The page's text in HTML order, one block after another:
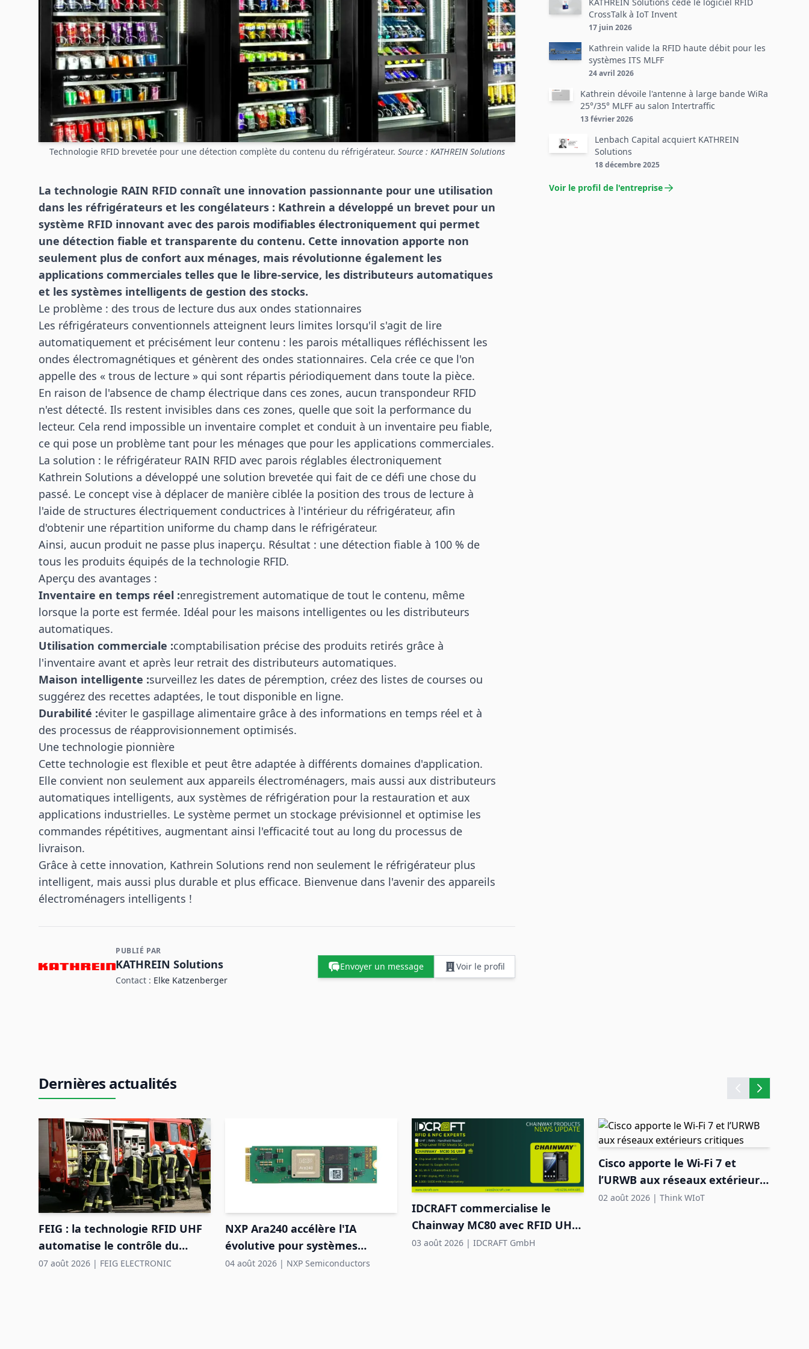
Technologie RFID brevetée pour une détection complète du contenu du réfrigérateur. Source : KATHREIN Solutions
La technologie RAIN RFID connaît une innovation passionnante pour une utilisation
dans les réfrigérateurs et les congélateurs : Kathrein a développé un brevet pour un
système RFID innovant avec des parois modifiables électroniquement qui permet
une détection fiable et transparente du contenu. Cette innovation apporte non
seulement plus de confort aux ménages, mais révolutionne également les
applications commerciales telles que le libre-service, les distributeurs automatiques
et les systèmes intelligents de gestion des stocks.
Le problème : des trous de lecture dus aux ondes stationnaires
Les réfrigérateurs conventionnels atteignent leurs limites lorsqu'il s'agit de lire
automatiquement et précisément leur contenu : les parois métalliques réfléchissent les
ondes électromagnétiques et génèrent des ondes stationnaires. Cela crée ce que l'on
appelle des « trous de lecture » qui sont répartis périodiquement dans toute la pièce.
En raison de l'absence de champ électrique dans ces zones, aucun transpondeur RFID
n'est détecté. Ils restent invisibles dans ces zones, quelle que soit la performance du
lecteur. Cela rend impossible un inventaire complet et conduit à un inventaire peu fiable,
ce qui pose un problème tant pour les ménages que pour les applications commerciales.
La solution : le réfrigérateur RAIN RFID avec parois réglables électroniquement
Kathrein Solutions a développé une solution brevetée qui fait de ce défi une chose du
passé. Le concept vise à déplacer de manière ciblée la position des trous de lecture à
l'aide de structures électriquement conductrices à l'intérieur du réfrigérateur, afin
d'obtenir une répartition uniforme du champ dans le réfrigérateur.
Ainsi, aucun produit ne passe plus inaperçu. Résultat : une détection fiable à 100 % de
tous les produits équipés de la technologie RFID.
Aperçu des avantages :
Inventaire en temps réel :enregistrement automatique de tout le contenu, même
lorsque la porte est fermée. Idéal pour les maisons intelligentes ou les distributeurs
automatiques.
Utilisation commerciale :comptabilisation précise des produits retirés grâce à
l'inventaire avant et après leur retrait des distributeurs automatiques.
Maison intelligente :surveillez les dates de péremption, créez des listes de courses ou
suggérez des recettes adaptées, le tout disponible en ligne.
Durabilité :éviter le gaspillage alimentaire grâce à des informations en temps réel et à
des processus de réapprovisionnement optimisés.
Une technologie pionnière
Cette technologie est flexible et peut être adaptée à différents domaines d'application.
Elle convient non seulement aux appareils électroménagers, mais aussi aux distributeurs
automatiques intelligents, aux systèmes de réfrigération pour la restauration et aux
applications industrielles. Le système permet un stockage prévisionnel et optimise les
commandes répétitives, augmentant ainsi l'efficacité tout au long du processus de
livraison.
Grâce à cette innovation, Kathrein Solutions rend non seulement le réfrigérateur plus
intelligent, mais aussi plus durable et plus efficace. Bienvenue dans l'avenir des appareils
électroménagers intelligents !
Contact et informations sur l'entreprise
PUBLIÉ PAR
KATHREIN Solutions
Contact : Elke Katzenberger
Envoyer un message Voir le profil
CrossTalk à IoT Invent
17 juin 2026
Kathrein valide la RFID haute débit pour les
systèmes ITS MLFF
24 avril 2026
Kathrein dévoile l'antenne à large bande WiRa
25°/35° MLFF au salon Intertraffic
13 février 2026
Lenbach Capital acquiert KATHREIN
Solutions
18 décembre 2025
Voir le profil de l'entreprise
Dernières actualités
FEIG : la technologie RFID UHF
automatise le contrôle du
matériel des pompiers
07 août 2026 | FEIG ELECTRONIC
NXP Ara240 accélère l'IA
évolutive pour systèmes
industriels en périphérie
04 août 2026 | NXP Semiconductors
IDCRAFT commercialise le
Chainway MC80 avec RFID UHF
intégrée dans la région DACH
03 août 2026 | IDCRAFT GmbH
Cisco apporte le Wi-Fi 7 et
l’URWB aux réseaux extérieurs
critiques
02 août 2026 | Think WIoT